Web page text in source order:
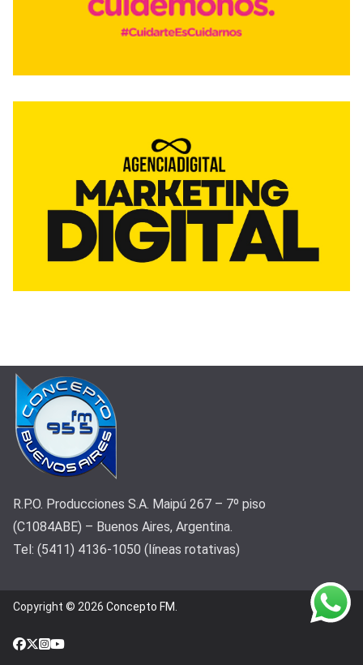
R.P.O. Producciones S.A. Maipú 267 – 7º piso
(C1084ABE) – Buenos Aires, Argentina.
Tel: (5411) 4136-1050 (líneas rotativas)
Copyright © 2026 Concepto FM